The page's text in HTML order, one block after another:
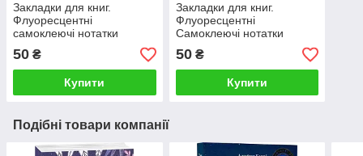
Закладки для книг.
Флуоресцентні
самоклеючі нотатки
50 ₴
Купити
Закладки для книг.
Флуоресцентні
Самоклеючі нотатки
50₴
Купити
Подібні товари компанії